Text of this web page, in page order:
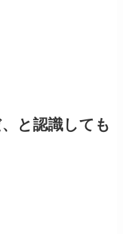
と認識しても